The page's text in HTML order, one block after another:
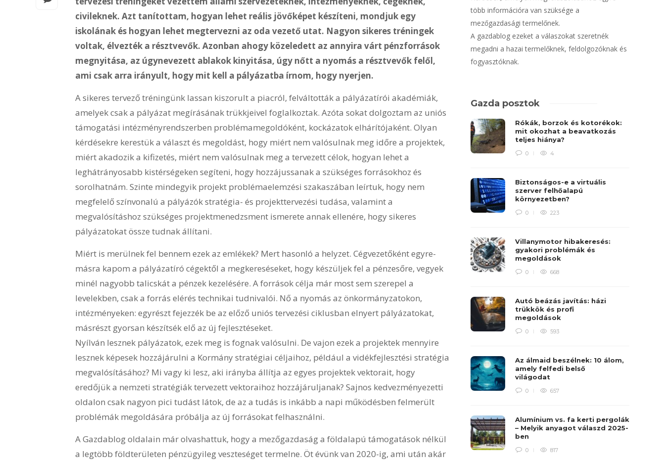
civileknek. Azt tanítottam, hogyan lehet reális jövőképet készíteni, mondjuk egy
iskolának és hogyan lehet megtervezni az oda vezető utat. Nagyon sikeres tréningek
voltak, élvezték a résztvevők. Azonban ahogy közeledett az annyira várt pénzforrások
megnyitása, az úgynevezett ablakok kinyitása, úgy nőtt a nyomás a résztvevők felől,
ami csak arra irányult, hogy mit kell a pályázatba írnom, hogy nyerjen.
A sikeres tervező tréningünk lassan kiszorult a piacról, felváltották a pályázatírói akadémiák,
amelyek csak a pályázat megírásának trükkjeivel foglalkoztak. Azóta sokat dolgoztam az uniós
támogatási intézményrendszerben problémamegoldóként, kockázatok elhárítójaként. Olyan
kérdésekre kerestük a választ és megoldást, hogy miért nem valósulnak meg időre a projektek,
miért akadozik a kifizetés, miért nem valósulnak meg a tervezett célok, hogyan lehet a
leghátrányosabb kistérségeken segíteni, hogy hozzájussanak a szükséges forrásokhoz és
sorolhatnám. Szinte mindegyik projekt problémaelemzési szakaszában leírtuk, hogy nem
megfelelő színvonalú a pályázók stratégia- és projekttervezési tudása, valamint a
megvalósításhoz szükséges projektmenedzsment ismerete annak ellenére, hogy sikeres
pályázatokat össze tudnak állítani.
Miért is merülnek fel bennem ezek az emlékek? Mert hasonló a helyzet. Cégvezetőként egyre-
másra kapom a pályázatíró cégektől a megkereséseket, hogy készüljek fel a pénzesőre, vegyek
minél nagyobb talicskát a pénzek kezelésére. A források célja már most sem szerepel a
levelekben, csak a forrás elérés technikai tudnivalói. Nő a nyomás az önkormányzatokon,
intézményeken: egyrészt fejezzék be az előző uniós tervezési ciklusban elnyert pályázatokat,
másrészt gyorsan készítsék elő az új fejlesztéseket.
Nyílván lesznek pályázatok, ezek meg is fognak valósulni. De vajon ezek a projektek mennyire
lesznek képesek hozzájárulni a Kormány stratégiai céljaihoz, például a vidékfejlesztési stratégia
megvalósításához? Mi vagy ki lesz, aki irányba állítja az egyes projektek vektorait, hogy
eredőjük a nemzeti stratégiák tervezett vektoraihoz hozzájáruljanak? Sajnos kedvezményezetti
oldalon csak nagyon pici tudást látok, de az a tudás is inkább a napi működésben felmerült
problémák megoldására próbálja az új forrásokat felhasználni.
A Gazdablog oldalain már olvashattuk, hogy a mezőgazdaság a földalapú támogatások nélkül
a legtöbb földterületen pénzügyileg veszteséget termelne. Öt évünk van 2020-ig, ami után akár
több információra van szüksége a
mezőgazdasági termelőnek.
A gazdablog ezeket a válaszokat szeretnék
megadni a hazai termelőknek, feldolgozóknak és
fogyasztóknak.
Gazda posztok
Rókák, borzok és kotorékok:
mit okozhat a beavatkozás
teljes hiánya?
0 4
Biztonságos-e a virtuális
szerver felhőalapú
környezetben?
0 223
Villanymotor hibakeresés:
gyakori problémák és
megoldások
0 668
Autó beázás javítás: házi
trükkök és profi
megoldások
0 593
Az álmaid beszélnek: 10 álom,
amely felfedi belső
világodat
0 657
Alumínium vs. fa kerti pergolák
– Melyik anyagot válaszd 2025-
ben
0 817